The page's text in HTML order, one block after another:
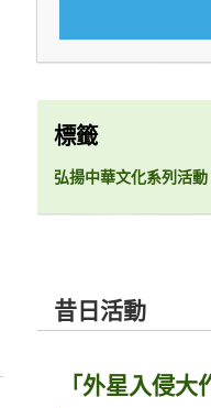
標籤
弘揚中華文化系列活動
昔日活動
「外星入侵大